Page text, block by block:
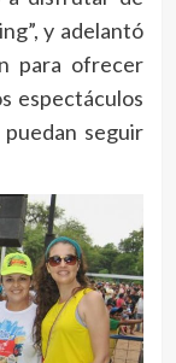
y adelantó
para ofrecer
espectáculos
seguir